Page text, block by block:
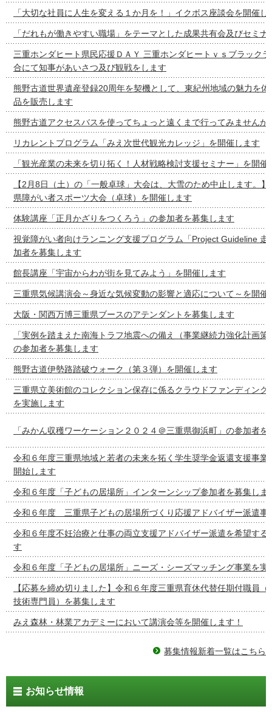
「大切な社員に人生を変える１か月を！」イクボス座談会を開催し
「だれもが働きやすい職場」をテーマとした成果共有会及びセミ
三重ホンダヒート県民応援ＤＡＹ 三重ホンダヒートｖｓブラック
合にて知事があいさつ及び観戦をします
熊野古道世界遺産登録20周年を契機として、東紀州地域の魅力を
品を販売します
熊野古道アクセスバスを使ってちょっと遠くまで行ってみませんか
リカレントプログラム「みえ次世代観光カレッジ」を開催します
「観光産業の未来を切り拓く！人材戦略検討支援セミナー」を開催
【2月8日（土）の「一般卓球」大会は、大雪のため中止します。
県障がい者スポーツ大会（卓球）を開催します
体験講座「正月かざりをつくろう」の参加者を募集します
視覚障がい者向けランニング支援プログラム「Project Guideline 走
加者を募集します
館長講座「宇宙からわが街を見てみよう」を開催します
三重県気候講演会～身近な気候変動の影響と適応について～を開催
大阪・関西万博三重県ブースのアテンダントを募集します
「実例を踏まえた南海トラフ地震への備え（事業継続力強化計画
の参加者を募集します
熊野古道伊勢路踏破ウォーク（第３弾）を開催します
三重県立美術館のコレクション保存に係るクラウドファンディング
を実施します
「みかん収穫ワーケーション２０２４＠三重県御浜町」の参加者を
令和６年度三重県地域と若者の未来を拓く学生奨学金返還支援事業
開始します
令和６年度「子どもの居場所」インターンシップ参加者を募集しま
令和６年度 三重県子どもの居場所づくり応援アドバイザー派遣事
令和６年度不妊治療と仕事の両立支援アドバイザー派遣を希望する
す
令和６年度「子どもの居場所」ニーズ・シーズマッチング事業を実
【応募を締め切りました】令和６年度三重県育休代替任期付職員
技術専門員）を募集します
みえ森林・林業アカデミーにおいて講演会等を開催します！
募集情報新着一覧はこちら
お知らせ情報